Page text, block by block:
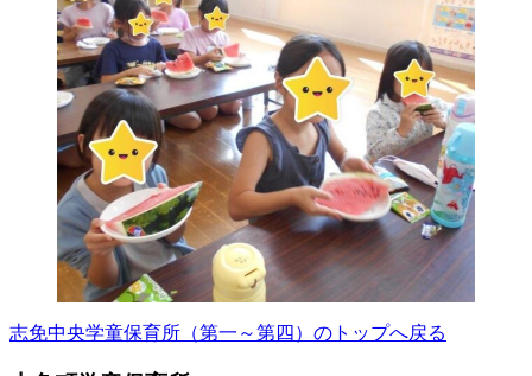
志免中央学童保育所（第一～第四）のトップへ戻る